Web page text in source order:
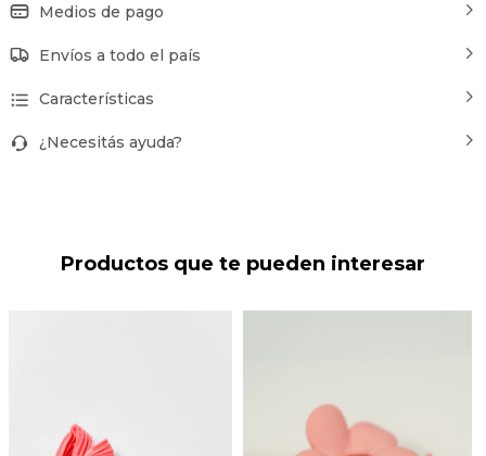
Medios de pago
Envíos a todo el país
Características
¿Necesitás ayuda?
Productos que te pueden interesar